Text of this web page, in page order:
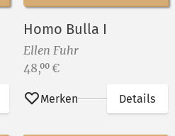
Homo Bulla I
Ellen Fuhr
Preis:
48,00 €
Merken Details